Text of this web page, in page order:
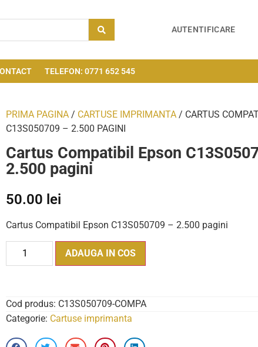
AUTENTIFICARE
TELEFON: 0771 652 545
PRIMA PAGINA / CARTUSE IMPRIMANTA / CARTUS
C13S050709 – 2.500 PAGINI
Cartus Compatibil Epson
2.500 pagini
50.00 lei
Cartus Compatibil Epson C13S050709 – 2.500 pagini
ADAUGA IN COS
Cod produs: C13S050709-COMPA
Categorie: Cartuse imprimanta